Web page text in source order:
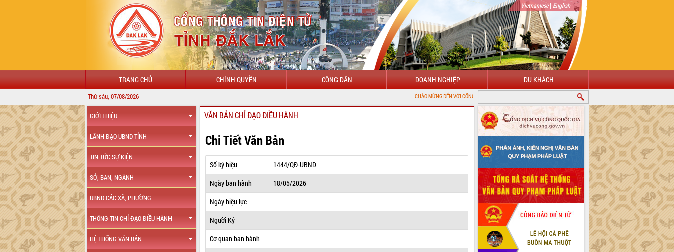
Vietnamese| English
TRANG CHỦ CHÍNH QUYỀN CÔNG DÂN DOANH NGHIỆP DU KHÁCH
Thứ sáu, 07/08/2026 CHÀO MỪNG ĐẾN VỚI CỔNG THÔNG TIN ĐIỆN TỬ TỈNH ĐẮK LẮK
GIỚI THIỆU
LÃNH ĐẠO UBND TỈNH
TIN TỨC SỰ KIỆN
SỞ, BAN, NGÀNH
UBND CÁC XÃ, PHƯỜNG
THÔNG TIN CHỈ ĐẠO ĐIỀU HÀNH
HỆ THỐNG VĂN BẢN
VĂN BẢN CHỈ ĐẠO ĐIỀU HÀNH
Chi Tiết Văn Bản
Số ký hiệu
1444/QĐ-UBND
Ngày ban hành
18/05/2026
Ngày hiệu lực
Người Ký
Cơ quan ban hành